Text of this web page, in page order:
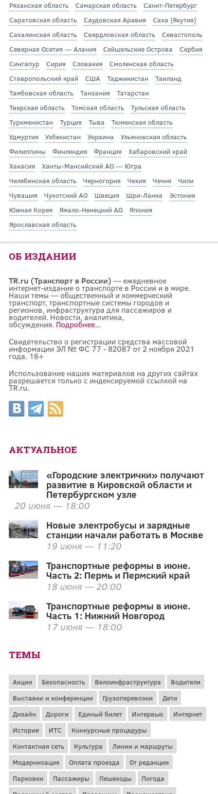
Рязанская область
Самарская область
Санкт-Петербург
Саратовская область
Саудовская Аравия
Саха (Якутия)
Сахалинская область
Свердловская область
Севастополь
Северная Осетия — Алания
Сейшельские Острова
Сербия
Сингапур
Сирия Словакия
Смоленская область
Ставропольский край
США Таджикистан
Таиланд
Тамбовская область
Танзания
Татарстан
Тверская область
Томская область
Тульская область
Туркменистан
Турция Тыва
Тюменская область
Удмуртия
Узбекистан Украина
Ульяновская область
Филиппины
Финляндия Франция
Хабаровский край
Хакасия
Ханты-Мансийский АО — Югра
Челябинская область
Черногория Чехия Чечня
Чили
Чувашия
Чукотский АО Швеция Шри-Ланка
Эстония
Южная Корея
Ямало-Ненецкий АО
Япония
Ярославская область
ОБ ИЗДАНИИ
TR.ru (Транспорт в России) — ежедневное
интернет-издание о транспорте в России и в мире.
Наши темы — общественный и коммерческий
транспорт, транспортные системы городов и
регионов, инфраструктура для пассажиров и
водителей. Новости, аналитика,
обсуждения. Подробнее...
Свидетельство о регистрации средства массовой
информации ЭЛ № ФС 77 - 82087 от 2 ноября 2021
года. 16+
Использование наших материалов на других сайтах
разрешается только с индексируемой ссылкой на
TR.ru.
АКТУАЛЬНОЕ
«Городские электрички» получают
развитие в Кировской области и
Петербургском узле
20 июня — 18:00
Новые электробусы и зарядные
станции начали работать в Москве
19 июня — 11:20
Транспортные реформы в июне.
Часть 2: Пермь и Пермский край
18 июня — 20:00
Транспортные реформы в июне.
Часть 1: Нижний Новгород
17 июня — 18:00
ТЕМЫ
Акции Безопасность Велоинфраструктура
Водители
Выставки и конференции
Грузоперевозки
Дети
Дизайн
Дороги Единый билет Интервью
Интернет
История
ИТС
Конкурсные процедуры
Контактная сеть
Культура
Линии и маршруты
Модернизация
Оплата проезда
От редакции
Парковки
Пассажиры Пешеходы
Погода